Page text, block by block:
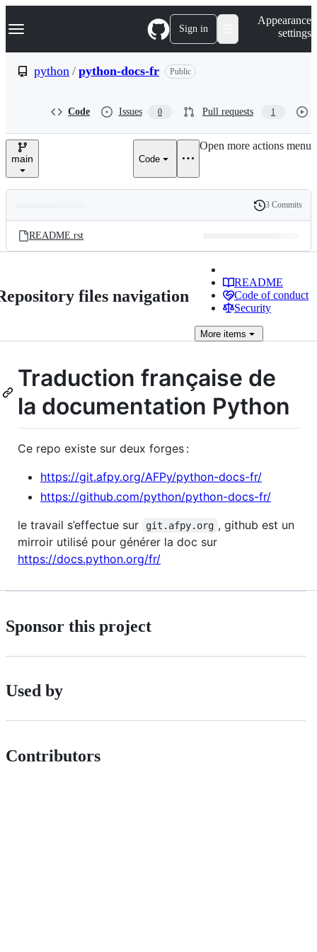
k
p
e
Navigation Menu Sign in
Appearance
settings
python / python-docs-fr Public
Code Issues 0 Pull requests 1
main Code
Open more actions menu
and
files
Latest
commit
History
3 Commits
README.rst
files navigation
README
Code of conduct
Security
More items
Traduction française de
la documentation Python
Ce repo existe sur deux forges :
https://git.afpy.org/AFPy/python-docs-fr/
https://github.com/python/python-docs-fr/
le travail s’effectue sur
git.afpy.org , github est un
mirroir utilisé pour générer la doc sur
https://docs.python.org/fr/
Sponsor this project
Used by
Contributors